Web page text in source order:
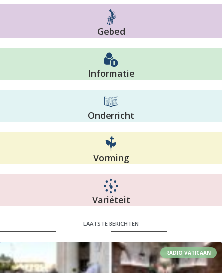
Gebed
Informatie
Onderricht
Vorming
Variëteit
LAATSTE BERICHTEN
RADIO VATICAAN